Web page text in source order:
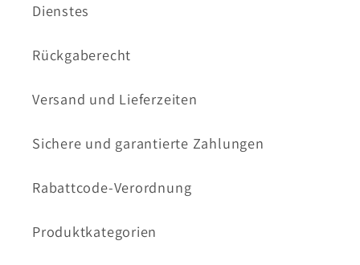
Dienstes
Rückgaberecht
Versand und Lieferzeiten
Sichere und garantierte Zahlungen
Rabattcode-Verordnung
Produktkategorien